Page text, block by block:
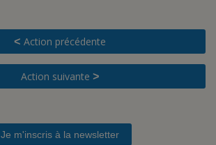
< Action précédente
Action suivante >
Je m'inscris à la newsletter